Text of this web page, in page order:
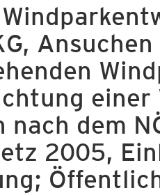
Ansuchen
einer
dem
2005,